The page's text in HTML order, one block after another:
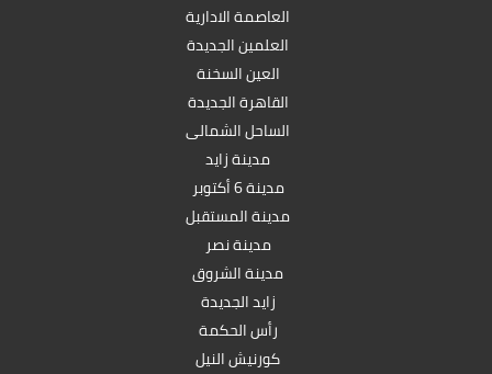
العاصمة الادارية
العلمين الجديدة
العين السخنة
القاهرة الجديدة
الساحل الشمالى
مدينة زايد
مدينة 6 أكتوبر
مدينة المستقبل
مدينة نصر
مدينة الشروق
زايد الجديدة
رأس الحكمة
كورنيش النيل